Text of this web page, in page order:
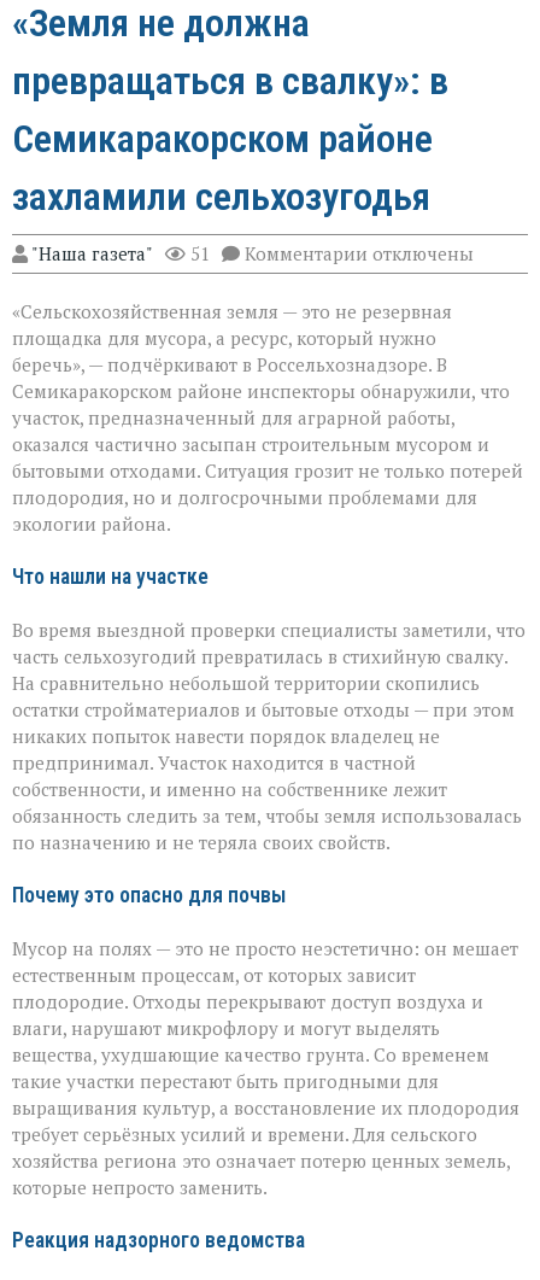
«Земля не должна
превращаться в свалку»: в
Семикаракорском районе
захламили сельхозугодья
"Наша газета" 51 Комментарии к
записи
не
должна
превращаться
в
свалку»:
в
Семикаракорском
районе
захламили
сельхозугодья
отключены
«Сельскохозяйственная земля — это не резервная
площадка для мусора, а ресурс, который нужно
беречь», — подчёркивают в Россельхознадзоре. В
Семикаракорском районе инспекторы обнаружили, что
участок, предназначенный для аграрной работы,
оказался частично засыпан строительным мусором и
бытовыми отходами. Ситуация грозит не только потерей
плодородия, но и долгосрочными проблемами для
экологии района.
Что нашли на участке
Во время выездной проверки специалисты заметили, что
часть сельхозугодий превратилась в стихийную свалку.
На сравнительно небольшой территории скопились
остатки стройматериалов и бытовые отходы — при этом
никаких попыток навести порядок владелец не
предпринимал. Участок находится в частной
собственности, и именно на собственнике лежит
обязанность следить за тем, чтобы земля использовалась
по назначению и не теряла своих свойств.
Почему это опасно для почвы
Мусор на полях — это не просто неэстетично: он мешает
естественным процессам, от которых зависит
плодородие. Отходы перекрывают доступ воздуха и
влаги, нарушают микрофлору и могут выделять
вещества, ухудшающие качество грунта. Со временем
такие участки перестают быть пригодными для
выращивания культур, а восстановление их плодородия
требует серьёзных усилий и времени. Для сельского
хозяйства региона это означает потерю ценных земель,
которые непросто заменить.
Реакция надзорного ведомства